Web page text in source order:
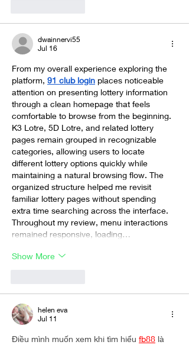
dwainnervi55
Jul 16
From my overall experience exploring the
platform, 91 club login places noticeable
attention on presenting lottery information
through a clean homepage that feels
comfortable to browse from the beginning.
K3 Lotre, 5D Lotre, and related lottery
pages remain grouped in recognizable
categories, allowing users to locate
different lottery options quickly while
maintaining a natural browsing flow. The
organized structure helped me revisit
familiar lottery pages without spending
extra time searching across the interface.
Throughout my review, menu interactions
remained responsive, loading…
Show More
helen eva
Jul 11
Điều mình muốn xem khi tìm hiểu fb88 là